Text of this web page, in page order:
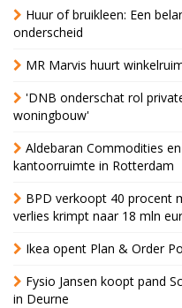
Huur of bruikleen: Een
onderscheid
MR Marvis huurt
'DNB onderschat rol
woningbouw'
Aldebaran Commodities
kantoorruimte in Rotterdam
BPD verkoopt 40 procent
verlies krimpt naar 18 mln
Ikea opent Plan & Order
Fysio Jansen koopt pand
in Deurne